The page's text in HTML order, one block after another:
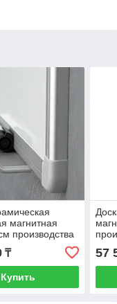
магнитная
производства
(Польша)
₸
Купить
57